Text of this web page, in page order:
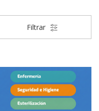
Filtrar